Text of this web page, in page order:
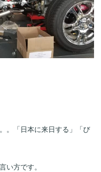
。「日本に来日する」「び
い方です。